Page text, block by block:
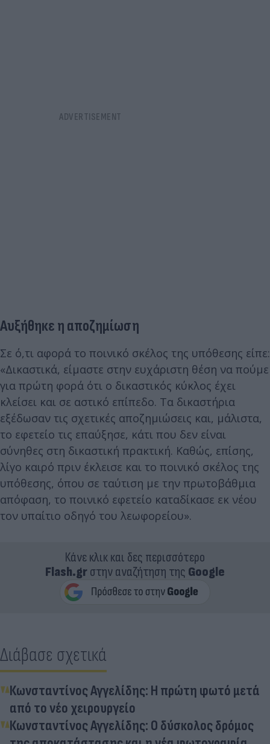
Αυξήθηκε η αποζημίωση
Σε ό,τι αφορά το ποινικό σκέλος της υπόθεσης είπε:
«Δικαστικά, είμαστε στην ευχάριστη θέση να πούμε
για πρώτη φορά ότι ο δικαστικός κύκλος έχει
κλείσει και σε αστικό επίπεδο. Τα δικαστήρια
εξέδωσαν τις σχετικές αποζημιώσεις και, μάλιστα,
το εφετείο τις επαύξησε, κάτι που δεν είναι
σύνηθες στη δικαστική πρακτική. Καθώς, επίσης,
λίγο καιρό πριν έκλεισε και το ποινικό σκέλος της
υπόθεσης, όπου σε ταύτιση με την πρωτοβάθμια
απόφαση, το ποινικό εφετείο καταδίκασε εκ νέου
τον υπαίτιο οδηγό του λεωφορείου».
Κάνε κλικ και δες περισσότερο
Flash.grστην αναζήτηση της Google
Διάβασε σχετικά
Κωνσταντίνος Αγγελίδης: Η πρώτη φωτό μετά
από το νέο χειρουργείο
Κωνσταντίνος Αγγελίδης: Ο δύσκολος δρόμος